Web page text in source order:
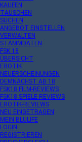
KAUFEN
TAUSCHEN
SUCHEN
ANGEBOT EINSTELLEN
VERWALTEN
STAMMDATEN
FSK 18
ÜBERSICHT
EROTIK
NEUERSCHEINUNGEN
DEMNÄCHST AB 18
FSK18 FILM-REVIEWS
FSK18 SPIELE-REVIEWS
EROTIK-REVIEWS
NEU EINGETRAGEN
MEIN BLULIFE
LOGIN
REGISTRIEREN